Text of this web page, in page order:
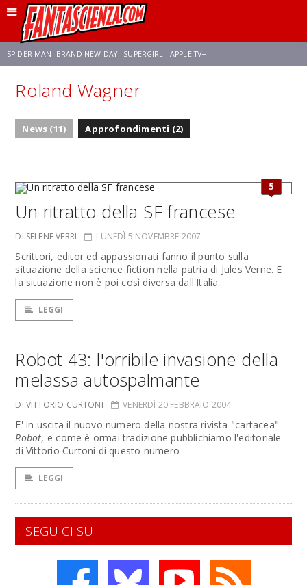
SPIDER-MAN: BRAND NEW DAY SUPERGIRL APPLE TV+
FRANCO RICCIARDIELLO ZENDAYA
Roland Wagner
News (11) Approfondimenti (2)
5
Un ritratto della SF francese
DI SELENE VERRI LUNEDÌ 5 NOVEMBRE 2007
Scrittori, editor ed appassionati fanno il punto sulla
situazione della science fiction nella patria di Jules Verne. E
la situazione non è poi così diversa dall'Italia.
LEGGI
Robot 43: l'orribile invasione della
melassa autospalmante
DI VITTORIO CURTONI VENERDÌ 20 FEBBRAIO 2004
E' in uscita il nuovo numero della nostra rivista "cartacea"
Robot, e come è ormai tradizione pubblichiamo l'editoriale
di Vittorio Curtoni di questo numero
LEGGI
SEGUICI SU